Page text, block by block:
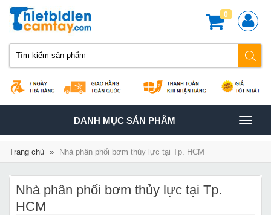
0
TOGGLE
NAVIGATION
DANH MỤC SẢN PHÂM
Trang chủ » Nhà phân phối bơm thủy lực tại Tp. HCM
Nhà phân phối bơm thủy lực tại Tp.
HCM